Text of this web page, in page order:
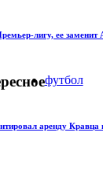
лигу, ее заменит
футбол
аренду Кравца